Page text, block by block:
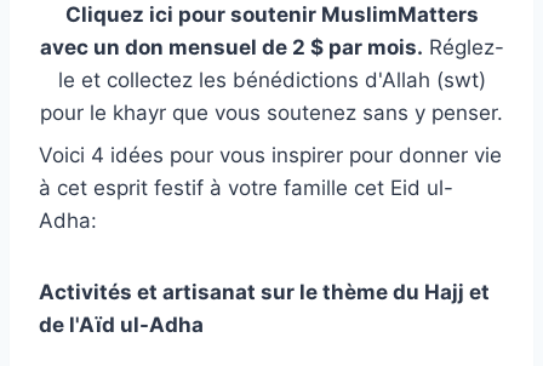
Cliquez ici pour soutenir MuslimMatters
avec un don mensuel de 2 $ par mois. Réglez-
le et collectez les bénédictions d'Allah (swt)
pour le khayr que vous soutenez sans y penser.
Voici 4 idées pour vous inspirer pour donner vie
à cet esprit festif à votre famille cet Eid ul-
Adha:
Activités et artisanat sur le thème du Hajj et
de l'Aïd ul-Adha